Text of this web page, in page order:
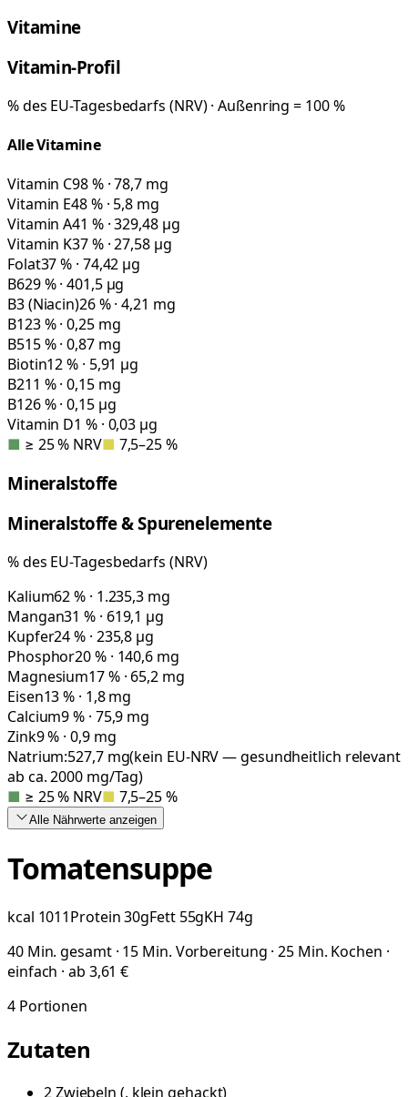
Vitamine
Vitamin-Profil
% des EU-Tagesbedarfs (NRV) · Außenring = 100 %
Alle Vitamine
Vitamin C98 % · 78,7 mg
Vitamin E48 % · 5,8 mg
Vitamin A41 % · 329,48 µg
Vitamin K37 % · 27,58 µg
Folat37 % · 74,42 µg
B629 % · 401,5 µg
B3 (Niacin)26 % · 4,21 mg
B123 % · 0,25 mg
B515 % · 0,87 mg
Biotin12 % · 5,91 µg
B211 % · 0,15 mg
B126 % · 0,15 µg
Vitamin D1 % · 0,03 µg
■ ≥ 25 % NRV■ 7,5–25 %
Mineralstoffe
Mineralstoffe & Spurenelemente
% des EU-Tagesbedarfs (NRV)
Kalium62 % · 1.235,3 mg
Mangan31 % · 619,1 µg
Kupfer24 % · 235,8 µg
Phosphor20 % · 140,6 mg
Magnesium17 % · 65,2 mg
Eisen13 % · 1,8 mg
Calcium9 % · 75,9 mg
Zink9 % · 0,9 mg
Natrium:527,7mg(kein EU-NRV — gesundheitlich relevant
ab ca. 2000 mg/Tag)
■ ≥ 25 % NRV■ 7,5–25 %
Alle Nährwerte anzeigen
Tomatensuppe
kcal 1011Protein30gFett 55gKH 74g
40 Min. gesamt · 15 Min. Vorbereitung · 25 Min. Kochen ·
einfach · ab 3,61 €
4 Portionen
Zutaten
2Zwiebeln (, klein gehackt)